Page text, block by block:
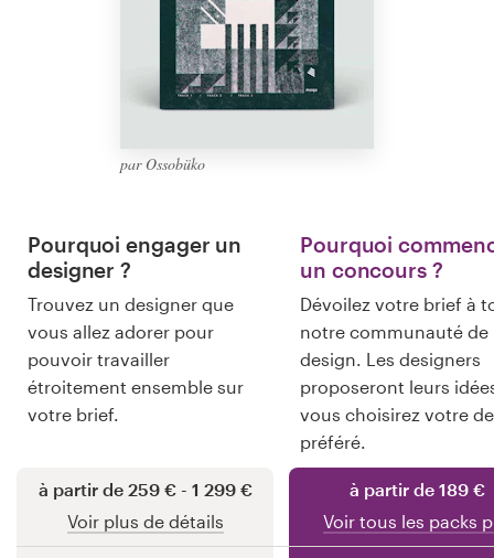
par Ossobüko
Pourquoi engager un
designer ?
Trouvez un designer que
vous allez adorer pour
pouvoir travailler
étroitement ensemble sur
votre brief.
Pourquoi
un concours ?
Dévoilez votre brief à
notre communauté de
design. Les designers
proposeront leurs
vous choisirez votre
préféré.
à partir de 259 € - 1 299 €
Voir plus de détails
à partir de 189 €
Voir tous les packs
Guide de marque
Support
Client
+49 30 568 377 84
Centre d'aide
Ressources
Prix